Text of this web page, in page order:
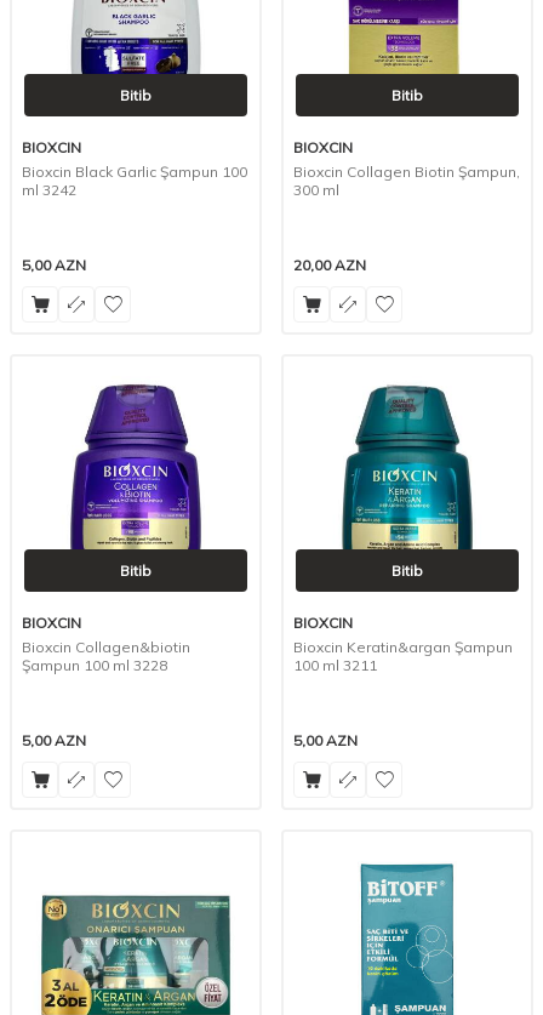
Bitib
BIOXCIN
Bioxcin Black Garlic Şampun 100
ml 3242
5,00AZN
Bitib
BIOXCIN
Bioxcin Collagen Biotin Şampun,
300 ml
20,00AZN
Bitib
BIOXCIN
Bioxcin Collagen&biotin
Şampun 100 ml 3228
5,00AZN
Bitib
BIOXCIN
Bioxcin Keratin&argan Şampun
100 ml 3211
5,00AZN